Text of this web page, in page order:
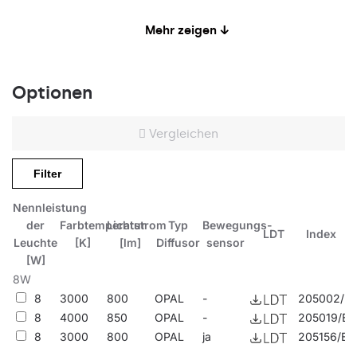
Anwendungsbereiche
den Innenbereich vorgesehen (Nutzräume, Treppenhäuser,
Funkbewegungssensor (RCR) erhältlich, der besonders für den
Einsatz in öffentlichen Bereichen empfohlen wird. Die mit dem
Index "/HV" gekennzeichneten Ausführungen sind nur für die
Verwendung in Verkehrszonen und Fluren innerhalb von
sind.
Andere Produkte aus der Camea LED Evo-Familie
Siehe die Korridorfunktion
Mehr zeigen ↓
Optionen
Vergleichen
Filter
Nennleistung
der
Leuchte
[W]
Farbtemperatur
[K]
Lichtstrom
[lm]
Typ
Diffusor
Bewegungs-
sensor
LDT Index
8W
8
3000 800 OPAL -
205002/E
8
4000 850 OPAL -
205019/E
8
3000 800 OPAL ja
205156/E